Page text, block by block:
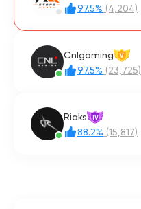
97.5% (4,204)
Cnlgaming V
97.5% (23,725)
Riaks IV
88.2% (15,817)